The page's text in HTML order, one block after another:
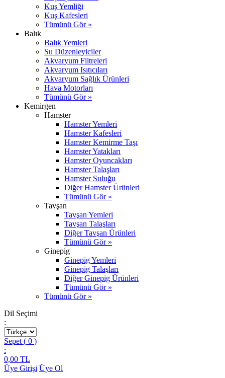
Kuş Yemliği
Kuş Kafesleri
Tümünü Gör »
Balık
Balık Yemleri
Su Düzenleyiciler
Akvaryum Filtreleri
Akvaryum Isıtıcıları
Akvaryum Sağlık Ürünleri
Hava Motorları
Tümünü Gör »
Kemirgen
Hamster
Hamster Yemleri
Hamster Kafesleri
Hamster Kemirme Taşı
Hamster Yatakları
Hamster Oyuncakları
Hamster Talaşları
Hamster Suluğu
Diğer Hamster Ürünleri
Tümünü Gör »
Tavşan
Tavşan Yemleri
Tavşan Talaşları
Diğer Tavşan Ürünleri
Tümünü Gör »
Ginepig
Ginepig Yemleri
Ginepig Talaşları
Diğer Ginepig Ürünleri
Tümünü Gör »
Tümünü Gör »
Dil Seçimi
:
Sepet ( 0 )
:
0,00 TL
Üye Girişi Üye Ol